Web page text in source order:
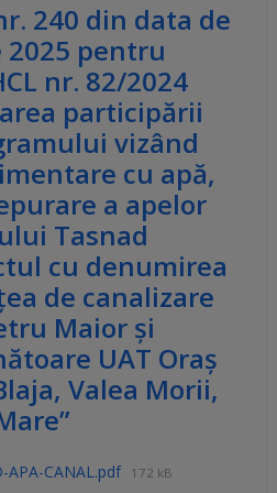
240 din data de
2025 pentru
nr. 82/2024
participării
vizând
cu apă,
a apelor
Tasnad
cu denumirea
de canalizare
Maior și
UAT Oraș
Valea Morii,
APA-CANAL.pdf 172 kB